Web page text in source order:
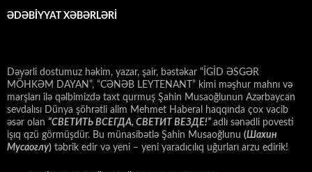
ƏDƏBİYYAT XƏBƏRLƏRİ
Dəyərli dostumuz həkim, yazar, şair, bəstəkar “İGİD ƏSGƏR
MÖHKƏM DAYAN”, “CƏNƏB LEYTENANT” kimi məşhur mahnı və
marşları ilə qəlbimizdə taxt qurmuş Şahin Musaoğlunun Azərbaycan
sevdalısı Dünya şöhrətli alim Mehmet Haberal haqqında çox vacib
əsər olan “СВЕТИТЬ ВСЕГДА, СВЕТИТ ВЕЗДЕ!” adlı sənədli povesti
işıq qzü görmüşdür. Bu münasibətlə Şahin Musaoğlunu (Шахин
Мусаоглу) təbrik edir və yeni – yeni yaradıcılıq uğurları arzu edirik!